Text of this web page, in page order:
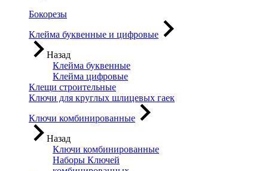
Бокорезы
Клейма буквенные и цифровые
Назад
Клейма буквенные
Клейма цифровые
Клещи строительные
Ключи для круглых шлицевых гаек
Ключи комбинированные
Назад
Ключи комбинированные
Наборы Ключей